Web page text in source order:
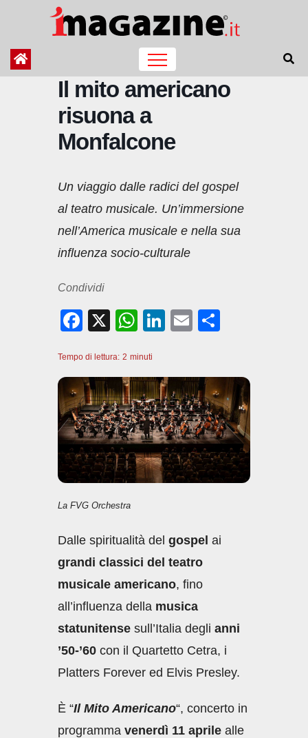
contenuto
Il mito americano
risuona a
Monfalcone
Un viaggio dalle radici del gospel
al teatro musicale. Un’immersione
nell’America musicale e nella sua
influenza socio-culturale
Condividi
F
c
e
b
o
o
k
X
W
at
s
A
p
p
Li
e
dI
n
E
di
vi
di
Tempo di lettura: 2 minuti
La FVG Orchestra
Dalle spiritualità del gospel ai
grandi classici del teatro
musicale americano, fino
all’influenza della musica
statunitense sull’Italia degli anni
’50-’60 con il Quartetto Cetra, i
Platters Forever ed Elvis Presley.
È “Il Mito Americano“, concerto in
programma venerdì 11 aprile alle